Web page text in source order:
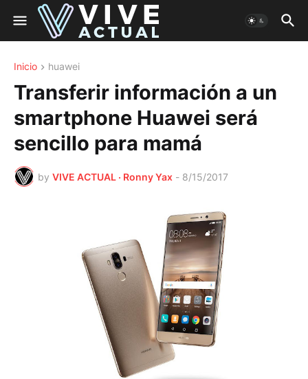
Inicio huawei
Transferir información a un
smartphone Huawei será
sencillo para mamá
by VIVE ACTUAL · Ronny Yax - 8/15/2017